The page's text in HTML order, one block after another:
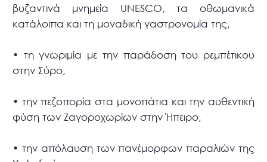
βυζαντινά μνημεία UNESCO, τα οθωμανικά
κατάλοιπα και τη μοναδική γαστρονομία της,
• τη γνωριμία με την παράδοση του ρεμπέτικου
στην Σύρο,
• την πεζοπορία στα μονοπάτια και την αυθεντική
φύση των Ζαγοροχωρίων στην Ήπειρο,
• την απόλαυση των πανέμορφων παραλιών της